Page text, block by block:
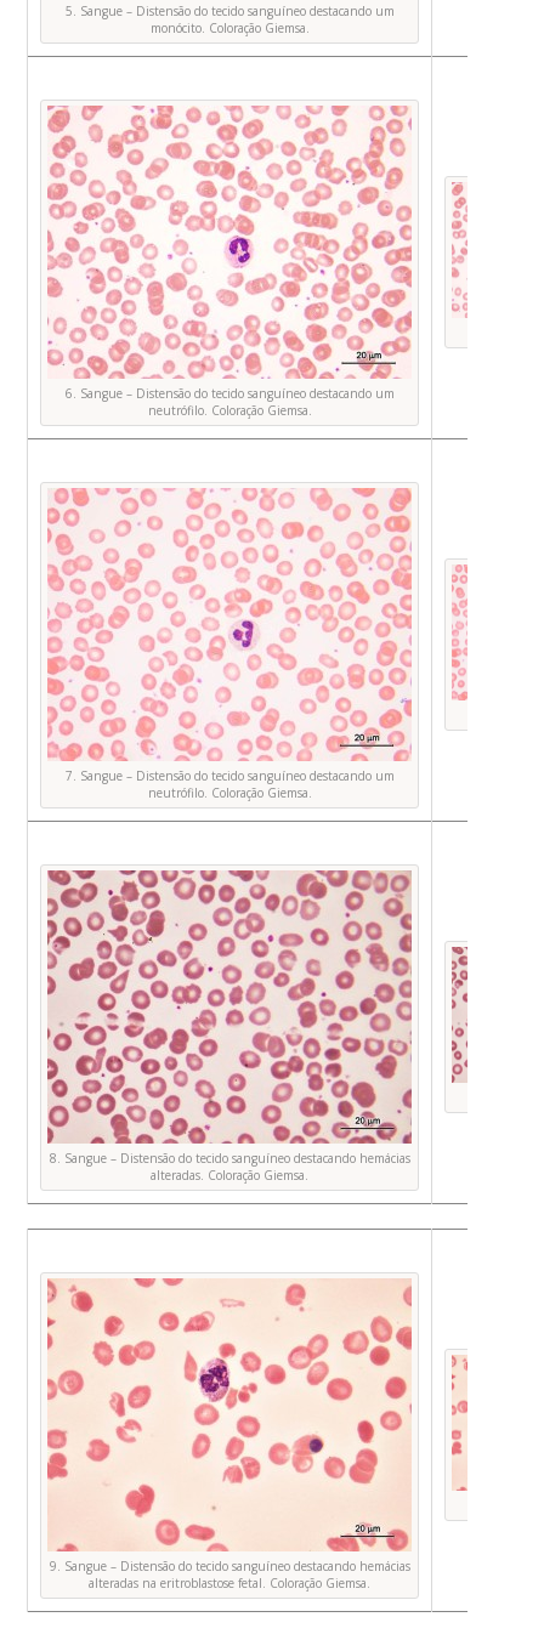
5. Sangue – Distensão do tecido sanguíneo destacando um
monócito. Coloração Giemsa.
6. Sangue – Distensão do tecido sanguíneo destacando um
neutrófilo. Coloração Giemsa.
7. Sangue – Distensão do tecido sanguíneo destacando um
neutrófilo. Coloração Giemsa.
8. Sangue – Distensão do tecido sanguíneo destacando hemácias
alteradas. Coloração Giemsa.
9. Sangue – Distensão do tecido sanguíneo destacando hemácias
alteradas na eritroblastose fetal. Coloração Giemsa.